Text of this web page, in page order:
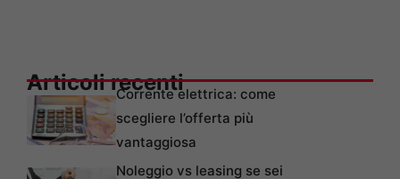
Articoli recentiCorrente elettrica: come
scegliere l’offerta più
vantaggiosa
Noleggio vs leasing se sei